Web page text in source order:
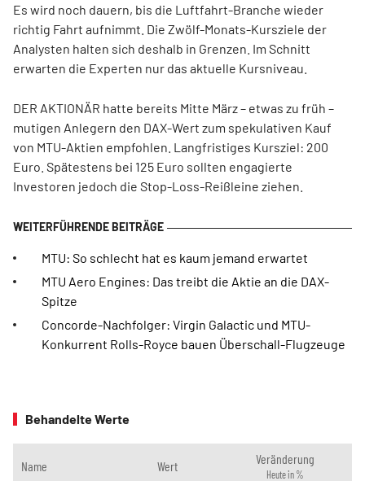
Es wird noch dauern, bis die Luftfahrt-Branche wieder
richtig Fahrt aufnimmt. Die Zwölf-Monats-Kursziele der
Analysten halten sich deshalb in Grenzen. Im Schnitt
erwarten die Experten nur das aktuelle Kursniveau.
DER AKTIONÄR hatte bereits Mitte März – etwas zu früh –
mutigen Anlegern den DAX-Wert zum spekulativen Kauf
von MTU-Aktien empfohlen. Langfristiges Kursziel: 200
Euro. Spätestens bei 125 Euro sollten engagierte
Investoren jedoch die Stop-Loss-Reißleine ziehen.
MTU: So schlecht hat es kaum jemand erwartet
MTU Aero Engines: Das treibt die Aktie an die DAX-
Spitze
Concorde-Nachfolger: Virgin Galactic und MTU-
Konkurrent Rolls-Royce bauen Überschall-Flugzeuge
Behandelte Werte
Name Wert Veränderung
Heute in %